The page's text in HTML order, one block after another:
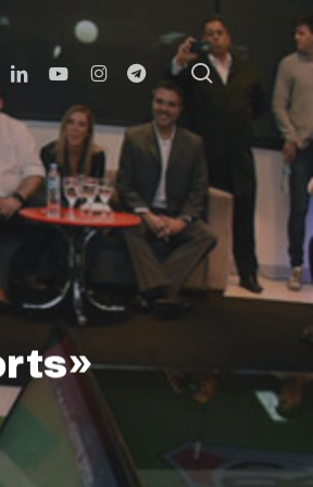
LinkedinYoutubeInstagramTelegram search